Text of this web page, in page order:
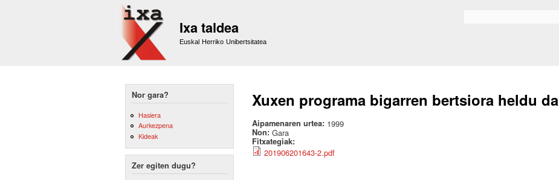
Ixa taldea
Euskal Herriko Unibertsitatea
Nor gara?
Hasiera
Aurkezpena
Kideak
Zer egiten dugu?
Xuxen programa bigarren bertsiora heldu da
Aipamenaren urtea: 1999
Non: Gara
Fitxategiak:
201906201643-2.pdf